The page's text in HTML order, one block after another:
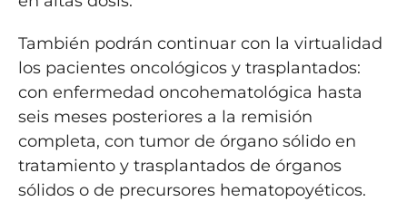
También podrán continuar con la virtualidad
los pacientes oncológicos y trasplantados:
con enfermedad oncohematológica hasta
seis meses posteriores a la remisión
completa, con tumor de órgano sólido en
tratamiento y trasplantados de órganos
sólidos o de precursores hematopoyéticos.